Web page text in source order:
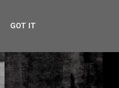
GOT IT